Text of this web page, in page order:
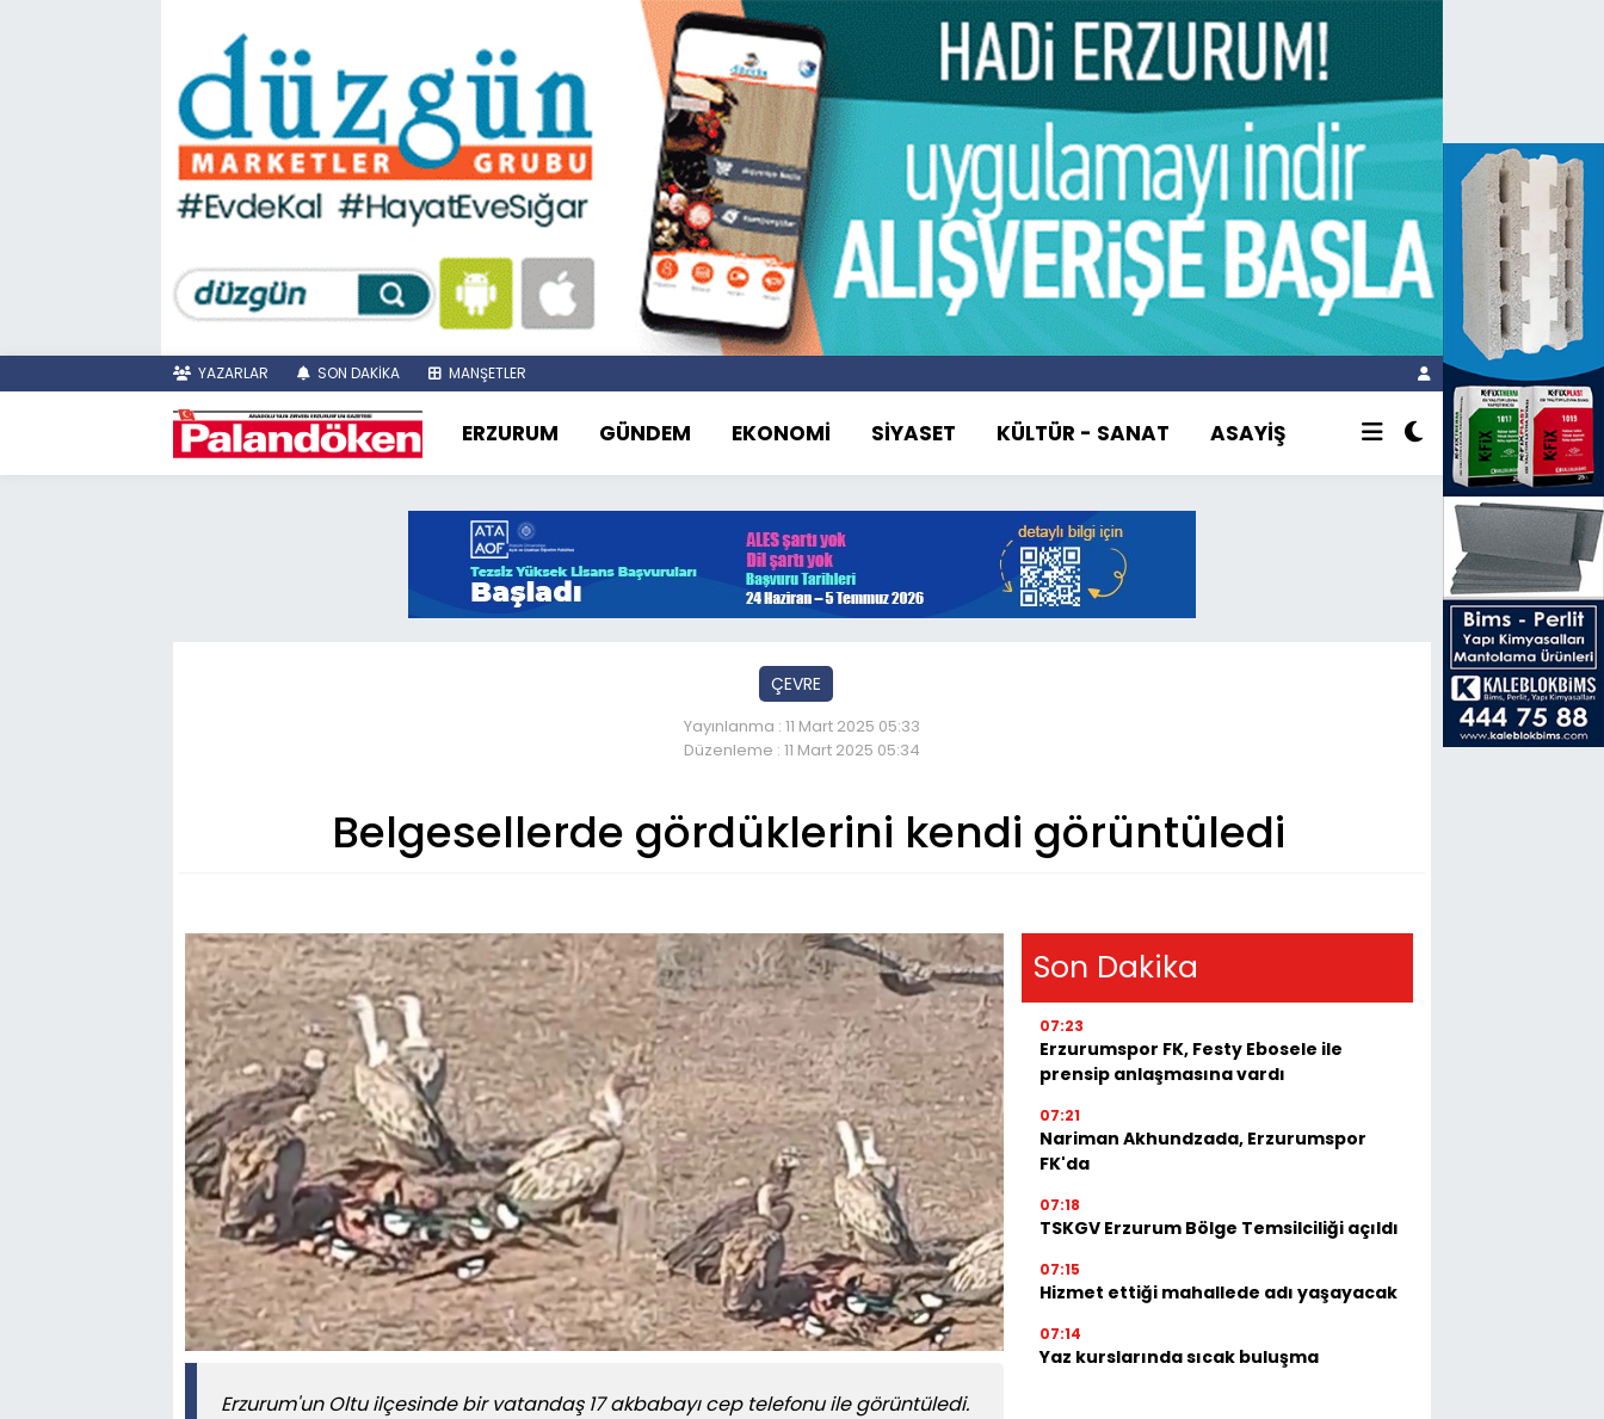
YAZARLAR SON DAKİKA MANŞETLER
ERZURUM GÜNDEM EKONOMİ SİYASET KÜLTÜR - SANAT ASAYİŞ
ÇEVRE
Yayınlanma : 11 Mart 2025 05:33
Düzenleme : 11 Mart 2025 05:34
Belgesellerde gördüklerini kendi görüntüledi
Erzurum'un Oltu ilçesinde bir vatandaş 17 akbabayı cep telefonu ile görüntüledi.
Son Dakika
07:23
Erzurumspor FK, Festy Ebosele ile
prensip anlaşmasına vardı
07:21
Nariman Akhundzada, Erzurumspor
FK'da
07:18
TSKGV Erzurum Bölge Temsilciliği açıldı
07:15
Hizmet ettiği mahallede adı yaşayacak
07:14
Yaz kurslarında sıcak buluşma